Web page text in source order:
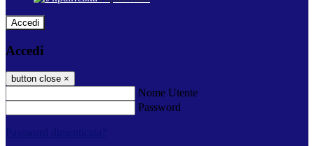
Accedi
Accedi
button close ×
Nome Utente
Password